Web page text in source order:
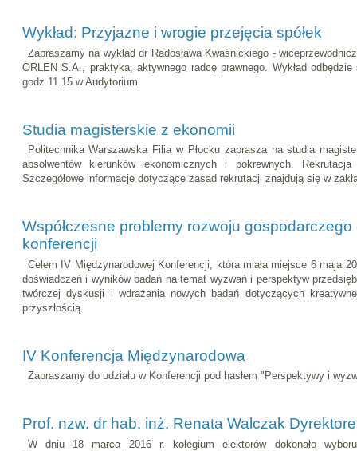
Wykład: Przyjazne i wrogie przejęcia spółek
Zapraszamy na wykład dr Radosława Kwaśnickiego -
ORLEN S.A., praktyka, aktywnego radcę prawnego. Wykład
godz 11.15 w Audytorium.
Studia magisterskie z ekonomii
Politechnika Warszawska Filia w Płocku zaprasza na studia
absolwentów kierunków ekonomicznych i pokrewnych.
Szczegółowe informacje dotyczące zasad rekrutacji znajdują się w
Współczesne problemy rozwoju gospodarczego
konferencji
Celem IV Międzynarodowej Konferencji, która miała miejsce 6 maja
doświadczeń i wyników badań na temat wyzwań i perspektyw
twórczej dyskusji i wdrażania nowych badań dotyczących
przyszłością.
IV Konferencja Międzynarodowa
Zapraszamy do udziału w Konferencji pod hasłem "Perspektywy i
Prof. nzw. dr hab. inż. Renata Walczak
W dniu 18 marca 2016 r. kolegium elektorów dokonało